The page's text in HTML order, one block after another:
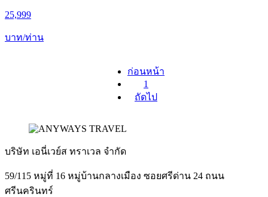
25,999
บาท/ท่าน
ก่อนหน้า
1
ถัดไป
บริษัท เอนี่เวย์ส ทราเวล จำกัด
59/115 หมู่ที่ 16 หมู่บ้านกลางเมือง ซอยศรีด่าน 24 ถนน
ศรีนครินทร์